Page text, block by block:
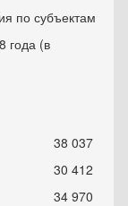
по субъектам
года (в
38 037
30 412
34 970